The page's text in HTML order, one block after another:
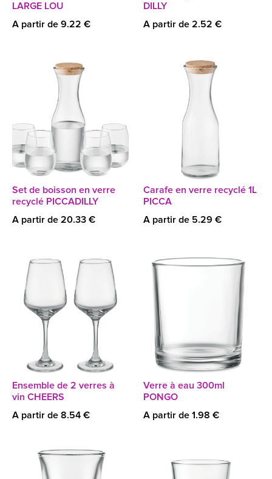
LARGE LOU
A partir de 9.22 €
DILLY
A partir de 2.52 €
Set de boisson en verre
recyclé PICCADILLY
A partir de 20.33 €
Carafe en verre recyclé 1L
PICCA
A partir de 5.29 €
Ensemble de 2 verres à
vin CHEERS
A partir de 8.54 €
Verre à eau 300ml
PONGO
A partir de 1.98 €